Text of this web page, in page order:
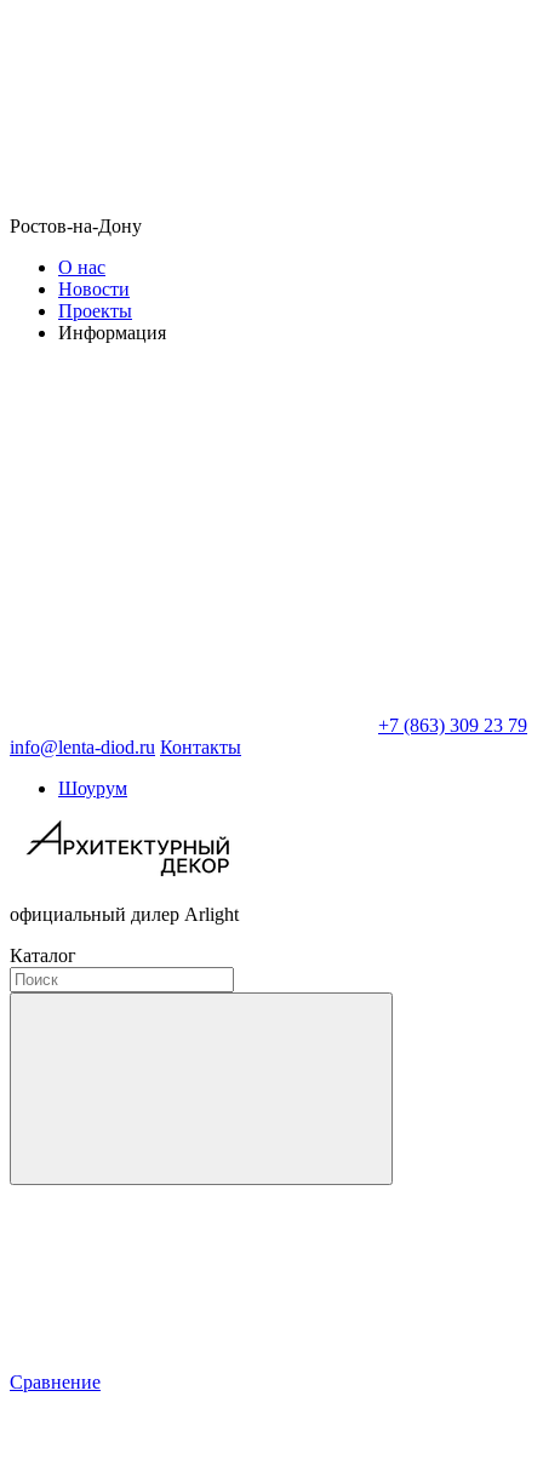
Ростов-на-Дону
О нас
Новости
Проекты
Информация
+7 (863) 309 23 79
info@lenta-diod.ru Контакты
Шоурум
официальный дилер Arlight
Каталог
Сравнение